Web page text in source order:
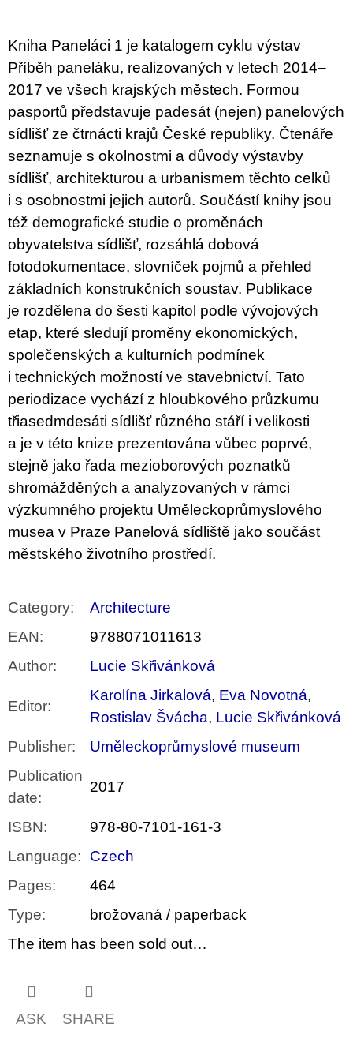
Kniha Paneláci 1 je katalogem cyklu výstav
Příběh paneláku, realizovaných v letech 2014–
2017 ve všech krajských městech. Formou
pasportů představuje padesát (nejen) panelových
sídlišť ze čtrnácti krajů České republiky. Čtenáře
seznamuje s okolnostmi a důvody výstavby
sídlišť, architekturou a urbanismem těchto celků
i s osobnostmi jejich autorů. Součástí knihy jsou
též demografické studie o proměnách
obyvatelstva sídlišť, rozsáhlá dobová
fotodokumentace, slovníček pojmů a přehled
základních konstrukčních soustav. Publikace
je rozdělena do šesti kapitol podle vývojových
etap, které sledují proměny ekonomických,
společenských a kulturních podmínek
i technických možností ve stavebnictví. Tato
periodizace vychází z hloubkového průzkumu
třiasedmdesáti sídlišť různého stáří i velikosti
a je v této knize prezentována vůbec poprvé,
stejně jako řada mezioborových poznatků
shromážděných a analyzovaných v rámci
výzkumného projektu Uměleckoprůmyslového
musea v Praze Panelová sídliště jako součást
městského životního prostředí.
Category:
Architecture
EAN:
9788071011613
Author: Lucie Skřivánková
Editor:
Karolína Jirkalová, Eva Novotná,
Rostislav Švácha, Lucie Skřivánková
Publisher:
Uměleckoprůmyslové museum
Publication
date:
2017
ISBN:
978-80-7101-161-3
Language:
Czech
Pages:
464
Type:
brožovaná / paperback
The item has been sold out…
ASK SHARE
m
e
n
d
BRUTAL
PRAGUE
165
Kč